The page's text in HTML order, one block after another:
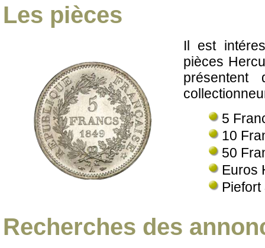
Les pièces
Il est
pièces
5
10
50
Euros
Recherches des